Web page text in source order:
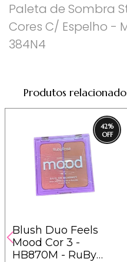
Paleta de Sombra
Cores C/ Espelho -
384N4
Produtos
42%
Blush Duo Feels
Mood Cor 3 -
HB870M - RuBy